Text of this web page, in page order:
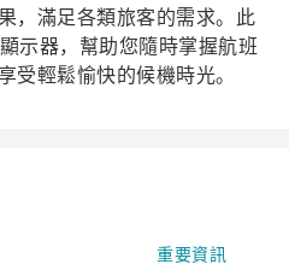
，滿足各類旅客的需求。此
示器，幫助您隨時掌握航班
受輕鬆愉快的候機時光。
重要資訊